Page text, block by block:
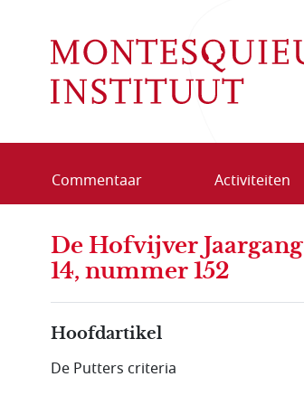
Commentaar Activiteiten
De Hofvijver Jaargang
14, nummer 152
Hoofdartikel
De Putters criteria